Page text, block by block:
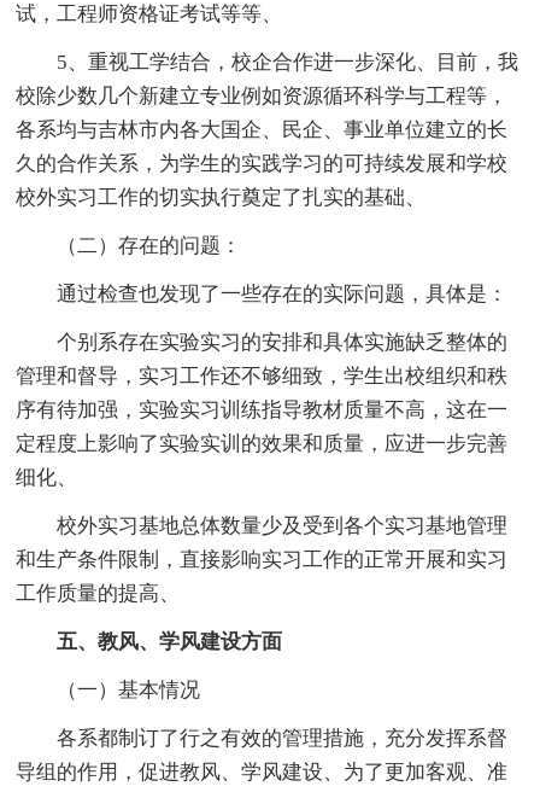
试，工程师资格证考试等等、
5、重视工学结合，校企合作进一步深化、目前，我
校除少数几个新建立专业例如资源循环科学与工程等，
各系均与吉林市内各大国企、民企、事业单位建立的长
久的合作关系，为学生的实践学习的可持续发展和学校
校外实习工作的切实执行奠定了扎实的基础、
（二）存在的问题：
通过检查也发现了一些存在的实际问题，具体是：
个别系存在实验实习的安排和具体实施缺乏整体的
管理和督导，实习工作还不够细致，学生出校组织和秩
序有待加强，实验实习训练指导教材质量不高，这在一
定程度上影响了实验实训的效果和质量，应进一步完善
细化、
校外实习基地总体数量少及受到各个实习基地管理
和生产条件限制，直接影响实习工作的正常开展和实习
工作质量的提高、
五、教风、学风建设方面
（一）基本情况
各系都制订了行之有效的管理措施，充分发挥系督
导组的作用，促进教风、学风建设、为了更加客观、准